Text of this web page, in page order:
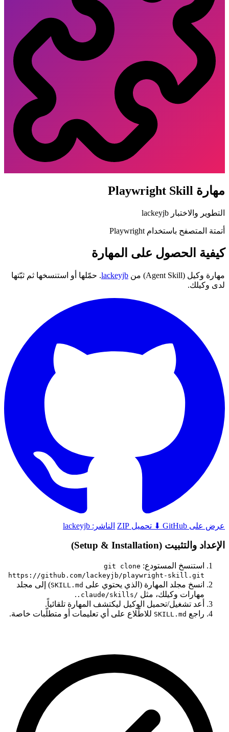
مهارة Playwright Skill
التطوير والاختبار lackeyjb
أتمتة المتصفح باستخدام Playwright
كيفية الحصول على المهارة
مهارة وكيل (Agent Skill) من lackeyjb. حمّلها أو استنسخها ثم ثبّتها
لدى وكيلك.
عرض على GitHub ⬇ تحميل ZIP الناشر: lackeyjb
الإعداد والتثبيت (Setup & Installation)
استنسخ المستودع: git clone
https://github.com/lackeyjb/playwright-skill.git
انسخ مجلد المهارة (الذي يحتوي على SKILL.md) إلى مجلد
مهارات وكيلك، مثل .claude/skills/
.
أعد تشغيل/تحميل الوكيل ليكتشف المهارة تلقائياً.
راجع SKILL.md للاطّلاع على أي تعليمات أو متطلّبات خاصة.